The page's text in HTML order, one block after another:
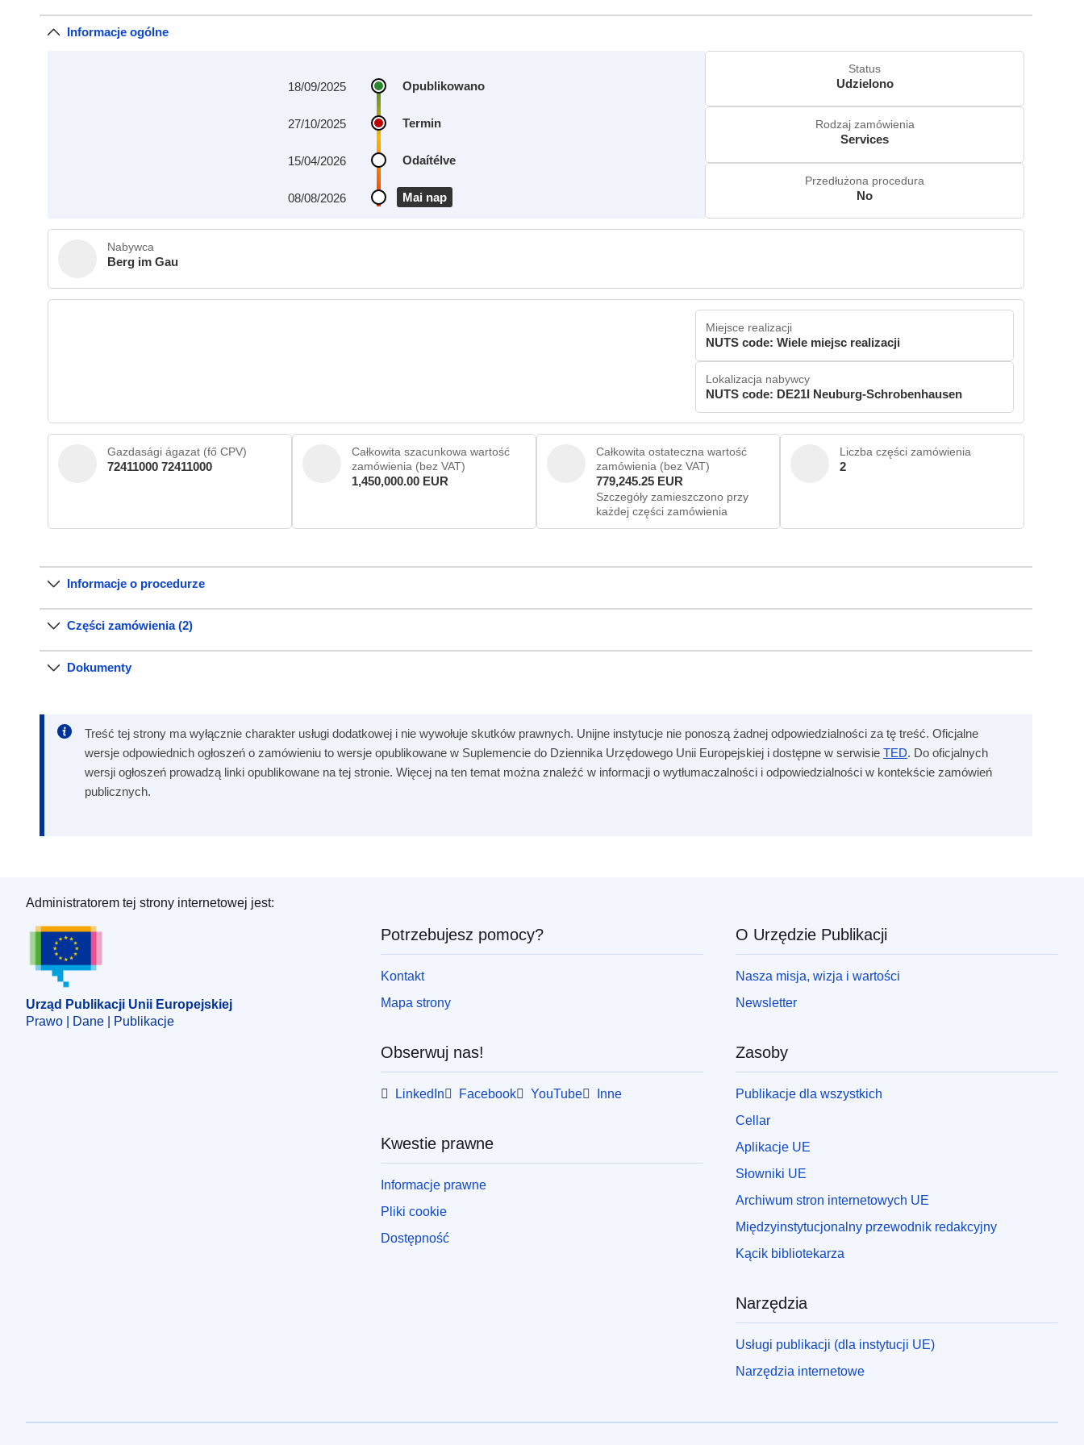
Informacje ogólne
Opublikowano
18/09/2025
Termin
27/10/2025
Odaítélve
15/04/2026
Mai nap
08/08/2026
Status
Udzielono
Rodzaj zamówienia
Services
Przedłużona procedura
No
Nabywca
Berg im Gau
Miejsce realizacji
NUTS code: Wiele miejsc realizacji
Lokalizacja nabywcy
NUTS code: DE21I Neuburg-Schrobenhausen
Gazdasági ágazat (fő CPV)
72411000 72411000
Całkowita szacunkowa wartość
zamówienia (bez VAT)
1,450,000.00 EUR
Całkowita ostateczna wartość
zamówienia (bez VAT)
779,245.25 EUR
Szczegóły zamieszczono przy
każdej części zamówienia
Liczba części zamówienia
2
Informacje o procedurze
Części zamówienia (2)
Dokumenty
Treść tej strony ma wyłącznie charakter usługi dodatkowej i nie wywołuje skutków prawnych. Unijne instytucje nie ponoszą żadnej odpowiedzialności za tę treść. Oficjalne
wersje odpowiednich ogłoszeń o zamówieniu to wersje opublikowane w Suplemencie do Dziennika Urzędowego Unii Europejskiej i dostępne w serwisie TED. Do oficjalnych
wersji ogłoszeń prowadzą linki opublikowane na tej stronie. Więcej na ten temat można znaleźć w informacji o wytłumaczalności i odpowiedzialności w kontekście zamówień
publicznych.
Urząd Publikacji Unii Europejskiej
Administratorem tej strony internetowej jest:
Urząd Publikacji Unii Europejskiej
Prawo | Dane | Publikacje
Potrzebujesz pomocy?
Kontakt
Mapa strony
Obserwuj nas!
LinkedIn Facebook YouTube Inne
Kwestie prawne
Informacje prawne
Pliki cookie
Dostępność
O Urzędzie Publikacji
Nasza misja, wizja i wartości
Newsletter
Zasoby
Publikacje dla wszystkich
Cellar
Aplikacje UE
Słowniki UE
Archiwum stron internetowych UE
Międzyinstytucjonalny przewodnik redakcyjny
Kącik bibliotekarza
Narzędzia
Usługi publikacji (dla instytucji UE)
Narzędzia internetowe